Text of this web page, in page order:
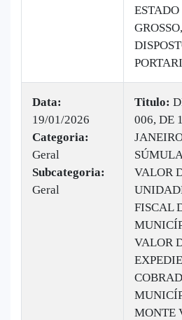
Data:
19/01/2026
Categoria:
Geral
Subcategoria:
Geral
Titulo:
006, DE
VALOR
FISCAL
VALOR
MONTE